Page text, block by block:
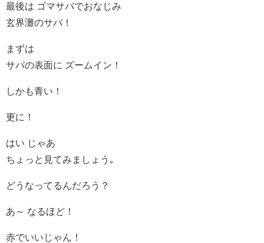
最後は ゴマサバでおなじみ
玄界灘のサバ！
まずは
サバの表面に ズームイン！
しかも青い！
更に！
はい じゃあ
ちょっと見てみましょう｡
どうなってるんだろう？
あ～ なるほど！
赤でいいじゃん！